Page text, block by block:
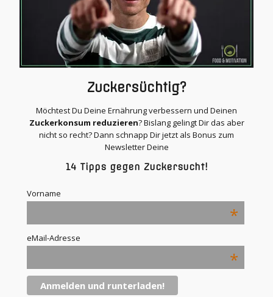
Zuckersüchtig?
Möchtest Du Deine Ernährung verbessern und Deinen
Zuckerkonsum reduzieren? Bislang gelingt Dir das aber
nicht so recht? Dann schnapp Dir jetzt als Bonus zum
Newsletter Deine
14 Tipps gegen Zuckersucht!
Vorname
*
eMail-Adresse
*